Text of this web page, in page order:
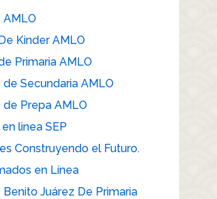
AMLO
Kinder AMLO
Primaria AMLO
de Secundaria AMLO
de Prepa AMLO
linea SEP
Construyendo el Futuro.
en Línea
Benito Juárez De Primaria